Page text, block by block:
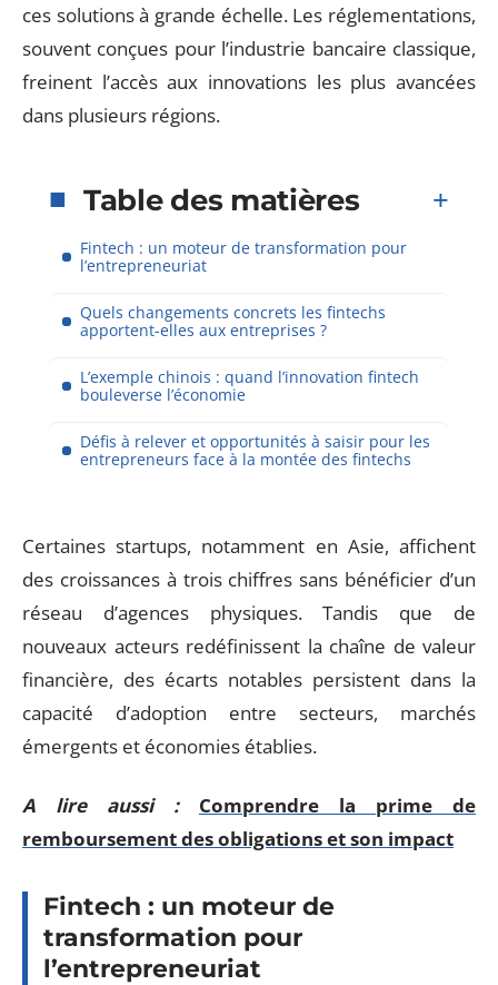
ces solutions à grande échelle. Les réglementations,
souvent conçues pour l’industrie bancaire classique,
freinent l’accès aux innovations les plus avancées
dans plusieurs régions.
Table des matières
Fintech : un moteur de transformation pour
l’entrepreneuriat
Quels changements concrets les fintechs
apportent-elles aux entreprises ?
L’exemple chinois : quand l’innovation fintech
bouleverse l’économie
Défis à relever et opportunités à saisir pour les
entrepreneurs face à la montée des fintechs
Certaines startups, notamment en Asie, affichent
des croissances à trois chiffres sans bénéficier d’un
réseau d’agences physiques. Tandis que de
nouveaux acteurs redéfinissent la chaîne de valeur
financière, des écarts notables persistent dans la
capacité d’adoption entre secteurs, marchés
émergents et économies établies.
A lire aussi :
Comprendre la prime de
remboursement des obligations et son impact
Fintech : un moteur de
transformation pour
l’entrepreneuriat